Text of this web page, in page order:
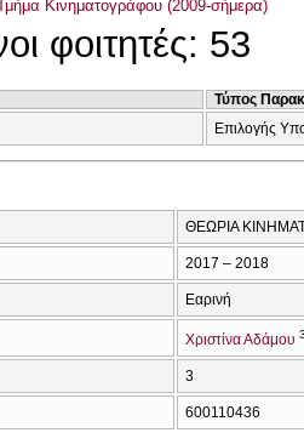
Κινηματογράφου (2009-σήμερα)
φοιτητές: 53
Τύπος
Επιλογής
ΘΕΩΡΙΑ
2017 – 2018
Εαρινή
Χριστίνα Αδάμου
3
600110436